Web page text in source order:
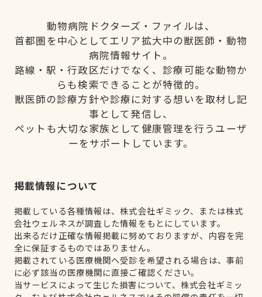
動物病院ドクターズ・ファイルは、
首都圏を中心としてエリア拡大中の獣医師・動物
病院情報サイト。
路線・駅・行政区だけでなく、診療可能な動物か
らも検索できることが特徴的。
獣医師の診療方針や診療に対する想いを取材し記
事として発信し、
ペットも大切な家族として健康管理を行うユーザ
ーをサポートしています。
掲載情報について
掲載している各種情報は、株式会社ギミック、または株式
会社ウェルネスが調査した情報をもとにしています。
出来るだけ正確な情報掲載に努めておりますが、内容を完
全に保証するものではありません。
掲載されている医療機関へ受診を希望される場合は、事前
に必ず該当の医療機関に直接ご確認ください。
当サービスによって生じた損害について、株式会社ギミッ